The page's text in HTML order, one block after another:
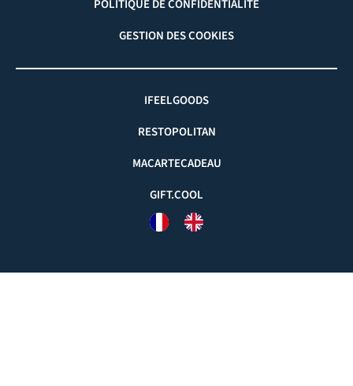
POLITIQUE DE CONFIDENTIALITÉ
GESTION DES COOKIES
IFEELGOODS
RESTOPOLITAN
MACARTECADEAU
GIFT.COOL